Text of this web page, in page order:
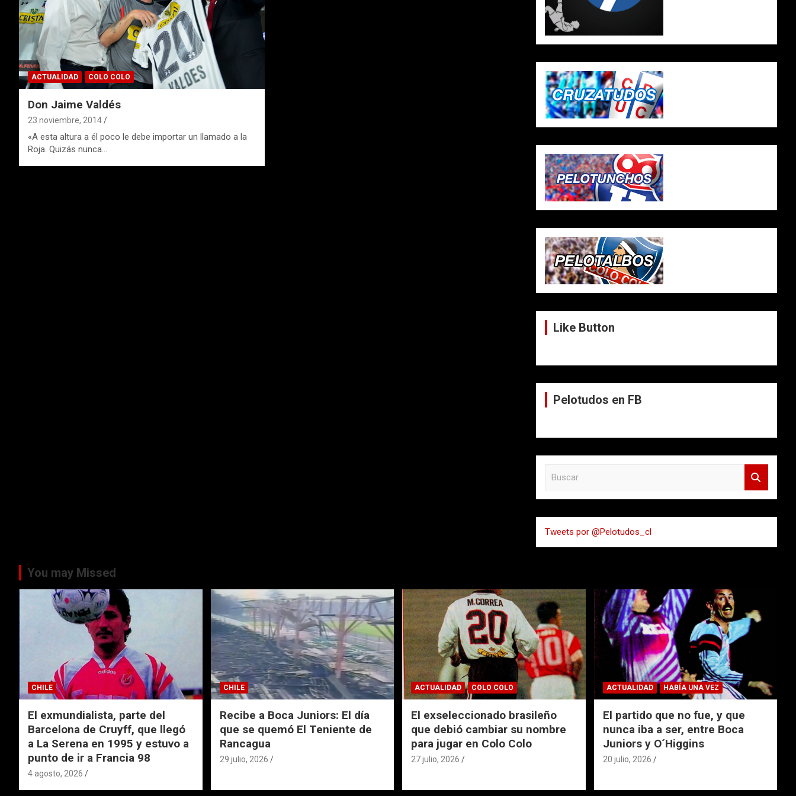
ACTUALIDAD COLO COLO
Don Jaime Valdés
23 noviembre, 2014
«A esta altura a él poco le debe importar un llamado a la
Roja. Quizás nunca…
Like Button
Pelotudos en FB
a
r
Tweets por @Pelotudos_cl
You may Missed
CHILE
El exmundialista, parte del
Barcelona de Cruyff, que llegó
a La Serena en 1995 y estuvo a
punto de ir a Francia 98
4 agosto, 2026
CHILE
Recibe a Boca Juniors: El día
que se quemó El Teniente de
Rancagua
29 julio, 2026
ACTUALIDAD COLO COLO
El exseleccionado brasileño
que debió cambiar su nombre
para jugar en Colo Colo
27 julio, 2026
ACTUALIDAD HABÍA UNA VEZ
El partido que no fue, y que
nunca iba a ser, entre Boca
Juniors y O´Higgins
20 julio, 2026